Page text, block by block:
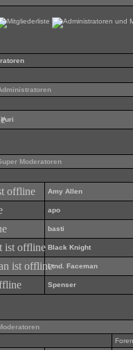
Yuri
Moderatoren
Amy Allen
apo
basti
Black Knight
Ltnd. Faceman
Spenser
Foren